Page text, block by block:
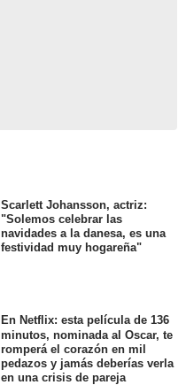
Scarlett Johansson, actriz:
"Solemos celebrar las
navidades a la danesa, es una
festividad muy hogareña"
En Netflix: esta película de 136
minutos, nominada al Oscar, te
romperá el corazón en mil
pedazos y jamás deberías verla
en una crisis de pareja